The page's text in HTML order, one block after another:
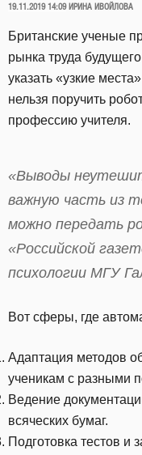
ОПУБЛИКОВАНО
19.11.2019 14:09 ИРИНА ИВОЙЛОВА
Британские ученые
рынка труда
указать «узкие
нельзя поручить
профессию учителя.
«Выводы
важную часть из
можно передать
«Российской
психологии МГУ
Вот сферы, где
Адаптация методов
ученикам с разными
Ведение
всяческих бумаг.
Подготовка тестов и